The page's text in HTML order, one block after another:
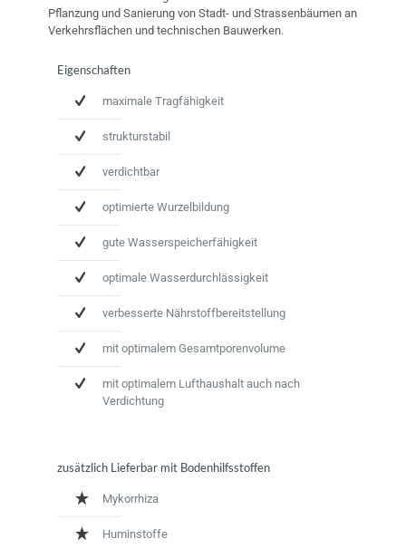
Pflanzung und Sanierung von Stadt- und Strassenbäumen an
Verkehrsflächen und technischen Bauwerken.
Eigenschaften
maximale Tragfähigkeit
strukturstabil
verdichtbar
optimierte Wurzelbildung
gute Wasserspeicherfähigkeit
optimale Wasserdurchlässigkeit
verbesserte Nährstoffbereitstellung
mit optimalem Gesamtporenvolume
mit optimalem Lufthaushalt auch nach
Verdichtung
zusätzlich Lieferbar mit Bodenhilfsstoffen
Mykorrhiza
Huminstoffe